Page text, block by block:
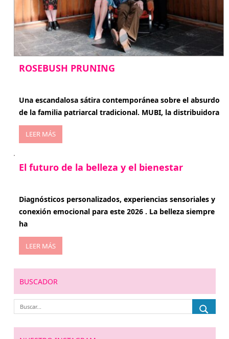
ROSEBUSH PRUNING
Una escandalosa sátira contemporánea sobre el absurdo
de la familia patriarcal tradicional. MUBI, la distribuidora
LEER MÁS
El futuro de la belleza y el bienestar
Diagnósticos personalizados, experiencias sensoriales y
conexión emocional para este 2026 . La belleza siempre
ha
LEER MÁS
BUSCADOR